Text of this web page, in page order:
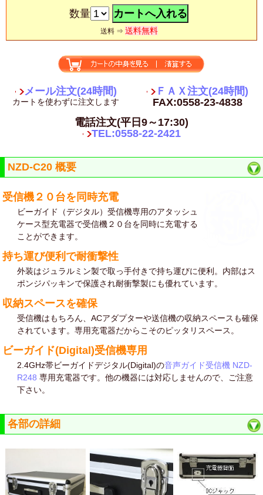
数量
送料 ⇒ 送料無料
メール注文(24時間)
カートを使わずに注文します
ＦＡＸ注文(24時間)
FAX:0558-23-4838
電話注文(平日9～17:30)
TEL:0558-22-2421
NZD-C20 概要
受信機２０台を同時充電
ビーガイド（デジタル）受信機専用のアタッシュ
ケース型充電器で受信機２０台を同時に充電する
ことができます。
持ち運び便利で耐衝撃性
外装はジュラルミン製で取っ手付きで持ち運びに便利。内部はス
ポンジパッキンで保護され耐衝撃製にも優れています。
収納スペースを確保
受信機はもちろん、ACアダプターや送信機の収納スペースも確保
されています。専用充電器だからこそのピッタリスペース。
ビーガイド(Digital)受信機専用
2.4GHz帯ビーガイドデジタル(Digital)の音声ガイド受信機 NZD-
R248 専用充電器です。他の機器には対応しませんので、ご注意
下さい。
各部の詳細